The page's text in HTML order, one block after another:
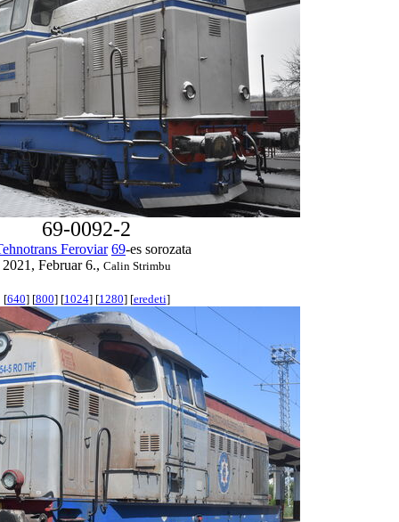
69-0092-2
Feroviar 69-es sorozata
2021, Februar 6., Calin Strimbu
[640] [800] [1024] [1280] [eredeti]